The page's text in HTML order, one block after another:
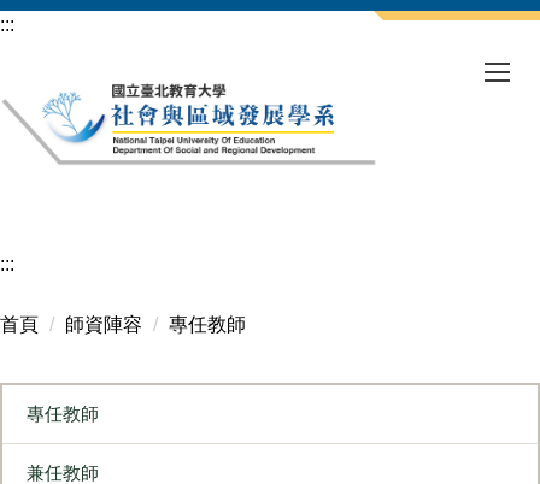
跳
要
內
:::
:::
首頁 師資陣容 專任教師
專任教師
兼任教師